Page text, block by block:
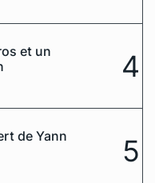
et un
4
de Yann
5